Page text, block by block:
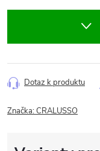
Dotaz k produktu
Značka:CRALUSSO